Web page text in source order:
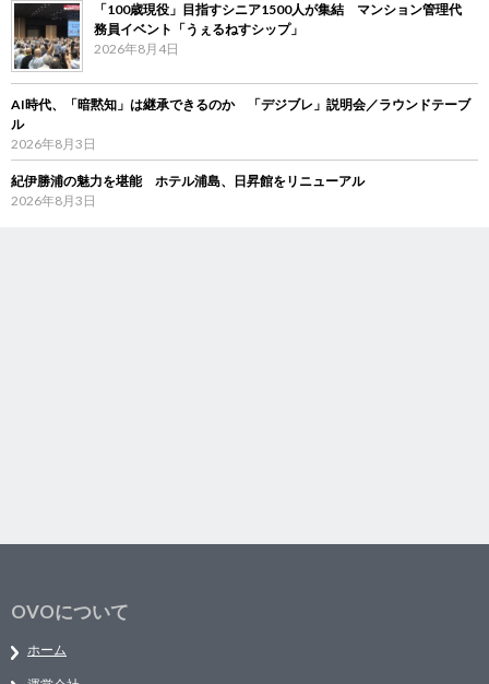
「100歳現役」目指すシニア1500人が集結 マンション管理代
務員イベント「うぇるねすシップ」
2026年8月4日
AI時代、「暗黙知」は継承できるのか 「デジブレ」説明会／ラウンドテーブ
ル
2026年8月3日
紀伊勝浦の魅力を堪能 ホテル浦島、日昇館をリニューアル
2026年8月3日
OVOについて
ホーム